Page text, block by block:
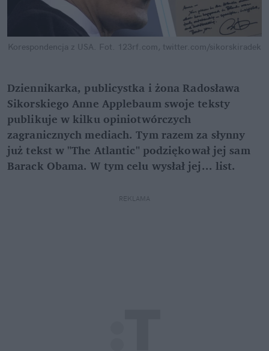
Korespondencja z USA. Fot. 123rf.com, twitter.com/sikorskiradek
Dziennikarka, publicystka i żona Radosława
Sikorskiego Anne Applebaum swoje teksty
publikuje w kilku opiniotwórczych
zagranicznych mediach. Tym razem za słynny
już tekst w "The Atlantic" podziękował jej sam
Barack Obama. W tym celu wysłał jej... list.
REKLAMA